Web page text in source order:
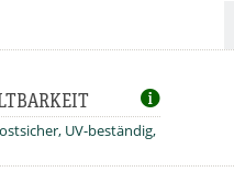
UV-beständig,